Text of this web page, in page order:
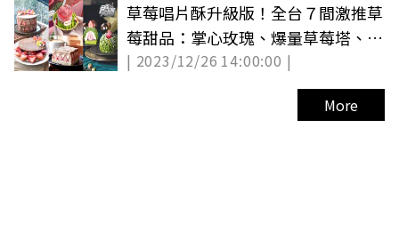
草莓唱片酥升級版！全台７間激推草
莓甜品：掌心玫瑰、爆量草莓塔、草
莓蒙布朗
| 2023/12/26 14:00:00 |
More